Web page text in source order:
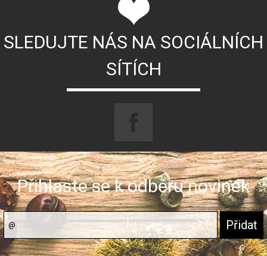
SLEDUJTE NÁS NA SOCIÁLNÍCH
SÍTÍCH
Přihlaste se k odběru novinek